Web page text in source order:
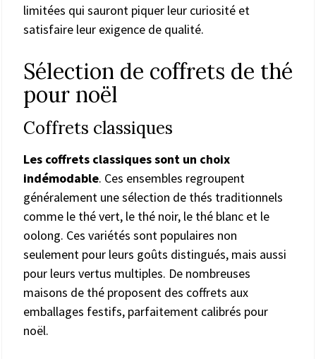
limitées qui sauront piquer leur curiosité et
satisfaire leur exigence de qualité.
Sélection de coffrets de thé
pour noël
Coffrets classiques
Les coffrets classiques sont un choix
indémodable. Ces ensembles regroupent
généralement une sélection de thés traditionnels
comme le thé vert, le thé noir, le thé blanc et le
oolong. Ces variétés sont populaires non
seulement pour leurs goûts distingués, mais aussi
pour leurs vertus multiples. De nombreuses
maisons de thé proposent des coffrets aux
emballages festifs, parfaitement calibrés pour
noël.